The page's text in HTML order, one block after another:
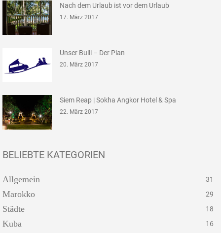
Nach dem Urlaub ist vor dem Urlaub
17. März 2017
Unser Bulli – Der Plan
20. März 2017
Siem Reap | Sokha Angkor Hotel & Spa
22. März 2017
BELIEBTE KATEGORIEN
Allgemein 31
Marokko 29
Städte 18
Kuba 16